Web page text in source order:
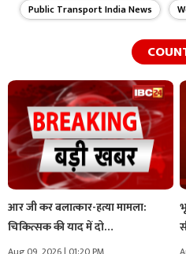
Public Transport India News
आर जी कर बलात्कार-हत्या मामला:
चिकित्सक की याद में दो…